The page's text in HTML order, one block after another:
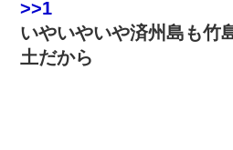
>>1
いやいやいや済州島も竹
土だから